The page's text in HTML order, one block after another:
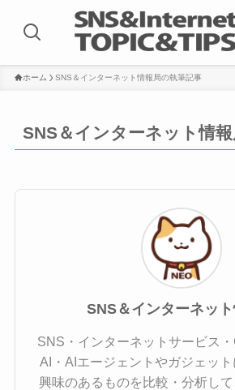
ホーム SNS＆インターネット情報局の執筆記事
SNS＆インターネット情報
SNS＆インターネッ
SNS・インターネットサービス
AI・AIエージェントやガジェット
興味のあるものを比較・分析し